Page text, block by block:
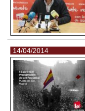
14/04/2014